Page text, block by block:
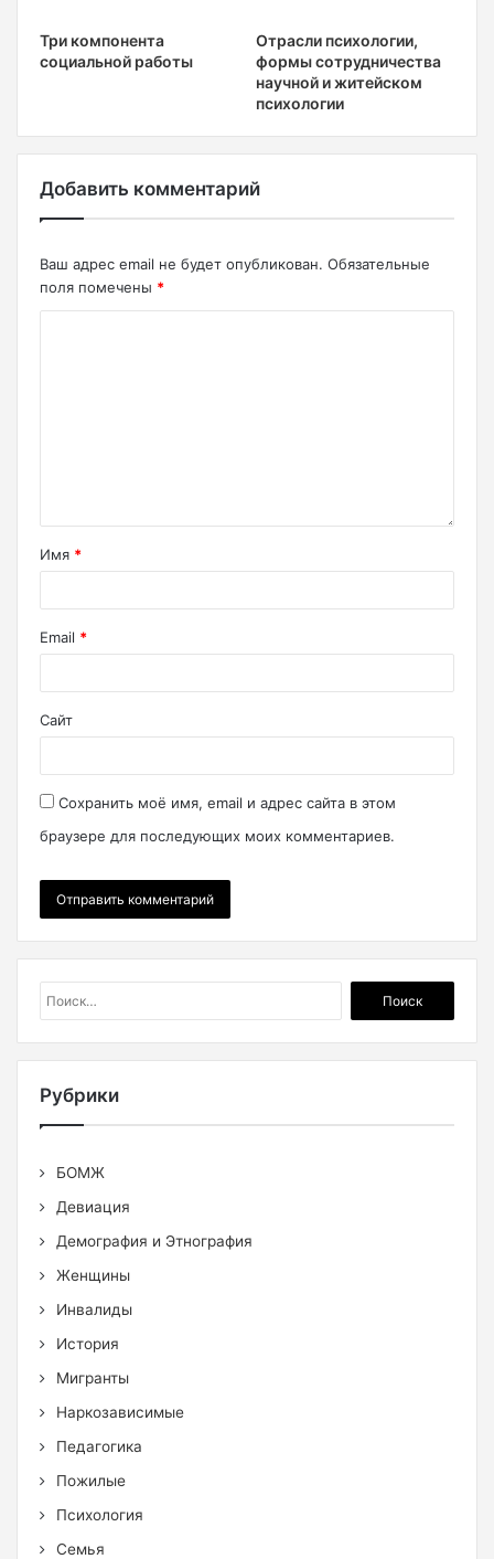
Три компонента
социальной работы
Отрасли психологии,
формы сотрудничества
научной и житейском
психологии
Добавить комментарий
Ваш адрес email не будет опубликован. Обязательные
поля помечены *
Имя *
Email *
Сайт
Сохранить моё имя, email и адрес сайта в этом
браузере для последующих моих комментариев.
Рубрики
БОМЖ
Девиация
Демография и Этнография
Женщины
Инвалиды
История
Мигранты
Наркозависимые
Педагогика
Пожилые
Психология
Семья